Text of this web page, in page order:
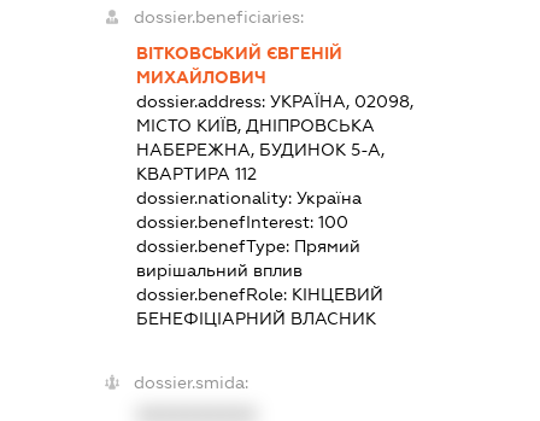
dossier.beneficiaries:
ВІТКОВСЬКИЙ ЄВГЕНІЙ
МИХАЙЛОВИЧ
dossier.address:УКРАЇНА, 02098,
МІСТО КИЇВ, ДНІПРОВСЬКА
НАБЕРЕЖНА, БУДИНОК 5-А,
КВАРТИРА 112
dossier.nationality:Україна
dossier.benefInterest:100
dossier.benefType: Прямий
вирішальний вплив
dossier.benefRole: КІНЦЕВИЙ
БЕНЕФІЦІАРНИЙ ВЛАСНИК
dossier.smida: